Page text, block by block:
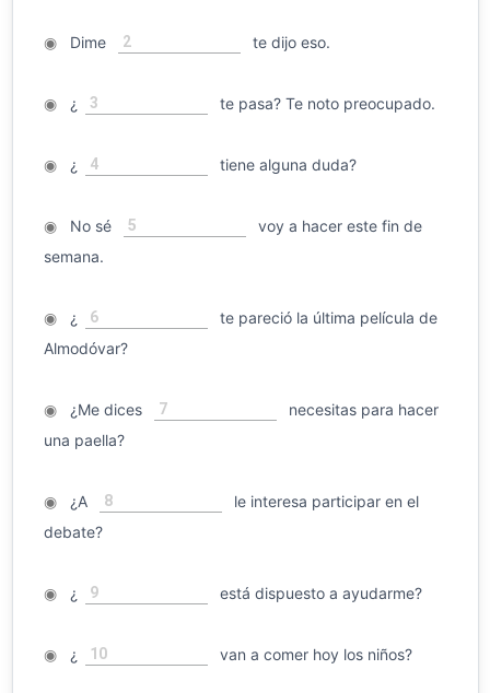
◉Dime 2 te dijo eso.
◉¿ 3 te pasa? Te noto preocupado.
◉¿ 4 tiene alguna duda?
◉No sé 5
voy a hacer este fin de
semana.
◉¿ 6
te pareció la última película de
Almodóvar?
◉¿Me dices 7
necesitas para hacer
una paella?
◉¿A 8
le interesa participar en el
debate?
◉¿ 9 está dispuesto a ayudarme?
◉¿ 10 van a comer hoy los niños?